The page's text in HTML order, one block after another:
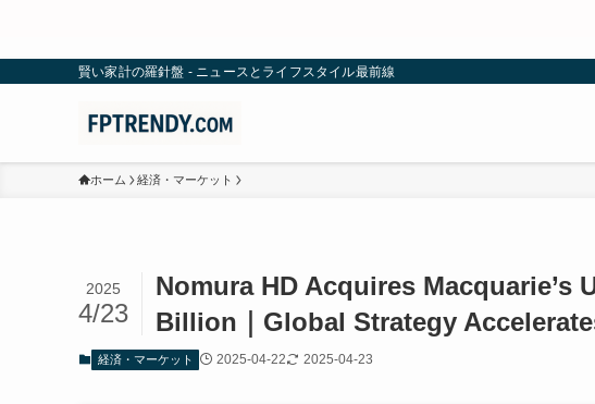
賢い家計の羅針盤 - ニュースとライフスタイル最前線
ホーム 経済・マーケット
Nomura HD Acquires Macquarie’s
Billion｜Global Strategy
2025
4/23
経済・マーケット 2025-04-22 2025-04-23